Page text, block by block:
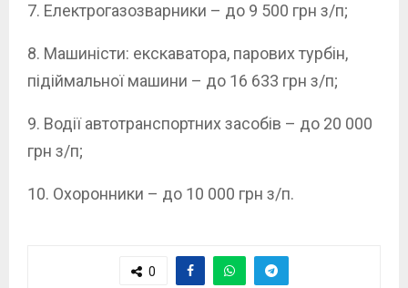
7. Електрогазозварники – до 9 500 грн з/п;
8. Машиністи: екскаватора, парових турбін,
підіймальної машини – до 16 633 грн з/п;
9. Водії автотранспортних засобів – до 20 000
грн з/п;
10. Охоронники – до 10 000 грн з/п.
0